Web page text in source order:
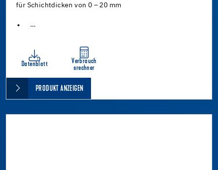
für Schichtdicken von 0 – 20 mm
…
Datenblatt
Verbrauch
srechner
PRODUKT ANZEIGEN